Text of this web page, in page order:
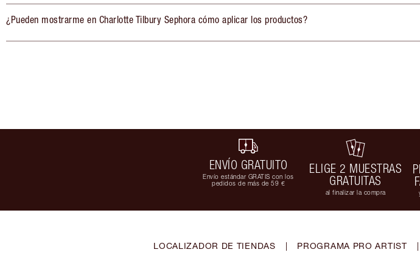
¿Pueden mostrarme en Charlotte Tilbury Sephora cómo aplicar los productos?
ENVÍO GRATUITO
Envío estándar GRATIS con los
pedidos de más de 59 €
ELIGE 2 MUESTRAS
GRATUITAS
al finalizar la compra
LOCALIZADOR DE TIENDAS | PROGRAMA PRO ARTIST |